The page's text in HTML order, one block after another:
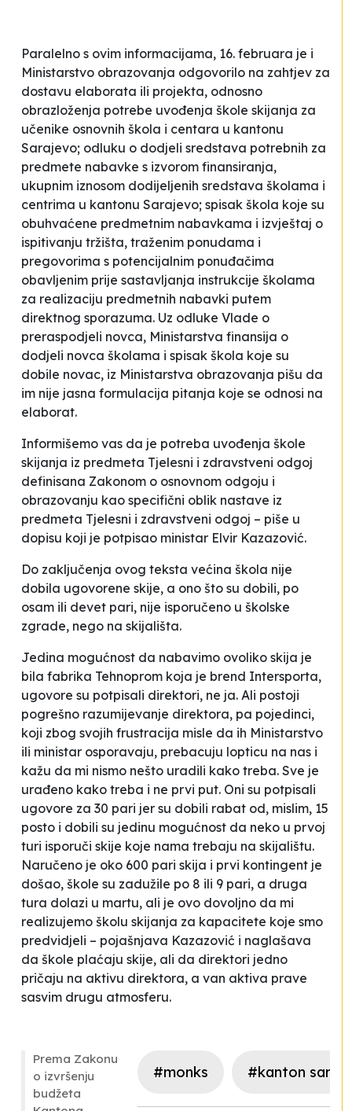
Paralelno s ovim informacijama, 16. februara je i
Ministarstvo obrazovanja odgovorilo na zahtjev za
dostavu elaborata ili projekta, odnosno
obrazloženja potrebe uvođenja škole skijanja za
učenike osnovnih škola i centara u kantonu
Sarajevo; odluku o dodjeli sredstava potrebnih za
predmete nabavke s izvorom finansiranja,
ukupnim iznosom dodijeljenih sredstava školama i
centrima u kantonu Sarajevo; spisak škola koje su
obuhvaćene predmetnim nabavkama i izvještaj o
ispitivanju tržišta, traženim ponudama i
pregovorima s potencijalnim ponuđačima
obavljenim prije sastavljanja instrukcije školama
za realizaciju predmetnih nabavki putem
direktnog sporazuma. Uz odluke Vlade o
preraspodjeli novca, Ministarstva finansija o
dodjeli novca školama i spisak škola koje su
dobile novac, iz Ministarstva obrazovanja pišu da
im nije jasna formulacija pitanja koje se odnosi na
elaborat.
Informišemo vas da je potreba uvođenja škole
skijanja iz predmeta Tjelesni i zdravstveni odgoj
definisana Zakonom o osnovnom odgoju i
obrazovanju kao specifični oblik nastave iz
predmeta Tjelesni i zdravstveni odgoj – piše u
dopisu koji je potpisao ministar Elvir Kazazović.
Do zaključenja ovog teksta većina škola nije
dobila ugovorene skije, a ono što su dobili, po
osam ili devet pari, nije isporučeno u školske
zgrade, nego na skijališta.
Jedina mogućnost da nabavimo ovoliko skija je
bila fabrika Tehnoprom koja je brend Intersporta,
ugovore su potpisali direktori, ne ja. Ali postoji
pogrešno razumijevanje direktora, pa pojedinci,
koji zbog svojih frustracija misle da ih Ministarstvo
ili ministar osporavaju, prebacuju lopticu na nas i
kažu da mi nismo nešto uradili kako treba. Sve je
urađeno kako treba i ne prvi put. Oni su potpisali
ugovore za 30 pari jer su dobili rabat od, mislim, 15
posto i dobili su jedinu mogućnost da neko u prvoj
turi isporuči skije koje nama trebaju na skijalištu.
Naručeno je oko 600 pari skija i prvi kontingent je
došao, škole su zadužile po 8 ili 9 pari, a druga
tura dolazi u martu, ali je ovo dovoljno da mi
realizujemo školu skijanja za kapacitete koje smo
predvidjeli – pojašnjava Kazazović i naglašava
da škole plaćaju skije, ali da direktori jedno
pričaju na aktivu direktora, a van aktiva prave
sasvim drugu atmosferu.
Prema Zakonu
o izvršenju
budžeta
#monks #kanton